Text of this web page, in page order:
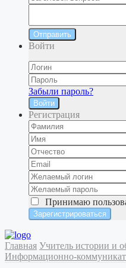
Отправить
Войти
Забыли пароль?
Войти
Регистрация
Принимаю
Главная Учитель истории и
Информационно-